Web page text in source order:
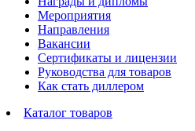
Мероприятия
Направления
Вакансии
Сертификаты и лицензии
Руководства для товаров
Как стать диллером
Каталог товаров